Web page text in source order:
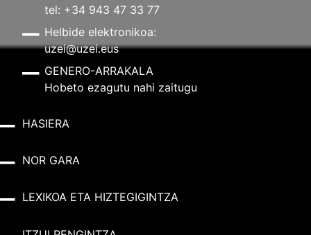
tel: +34 943 47 33 77
Helbide elektronikoa:
uzei@uzei.eus
GENERO-ARRAKALA
Hobeto ezagutu nahi zaitugu
HASIERA
NOR GARA
LEXIKOA ETA HIZTEGIGINTZA